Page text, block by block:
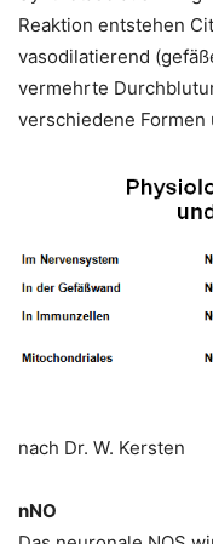
Reaktion entstehen
vasodilatierend
vermehrte
verschiedene
nach Dr. W. Kersten
nNO